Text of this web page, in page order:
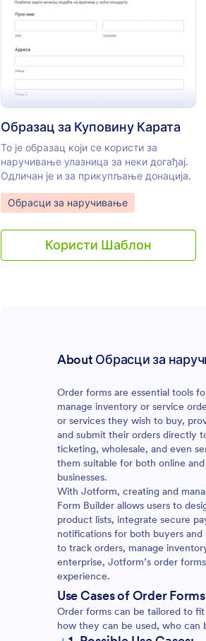
Преглед : Образац за
Образац за Куповину Карата
То је образац који се користи за
наручивање улазница за неки догађај.
Одличан је и за прикупљање донација.
Go to Category:
Обрасци за наручивање
Користи Шаблон
About Обрасци за
Order forms are essential tools
manage inventory or service
or services they wish to buy,
and submit their orders directly
ticketing, wholesale, and even
them suitable for both online
businesses.
With Jotform, creating and
Form Builder allows users to
product lists, integrate secure
notifications for both buyers and
to track orders, manage
enterprise, Jotform’s order
experience.
Use Cases of Order Forms
Order forms can be tailored to
how they can be used, who